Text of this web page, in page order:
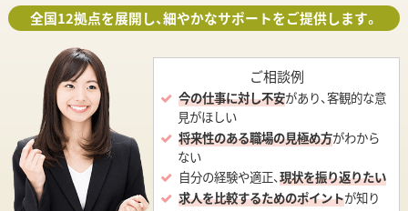
全国12拠点を展開し、細やかなサポートをご提供します。
ご相談例
今の仕事に対し不安があり、客観的な意
見がほしい
将来性のある職場の見極め方がわから
ない
自分の経験や適正、現状を振り返りたい
求人を比較するためのポイントが知り